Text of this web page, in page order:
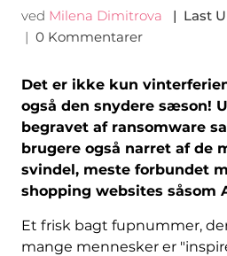
ved Milena Dimitrova | Last
| 0 Kommentarer
Det er ikke kun
også den snydere sæson!
begravet af ransomware
brugere også narret af de
svindel, meste forbundet
shopping websites såsom
Et frisk bagt fupnummer,
mange mennesker er